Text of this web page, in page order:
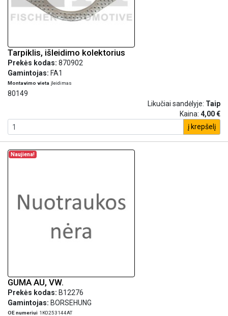
Tarpiklis, išleidimo kolektorius
Prekės kodas: 870902
Gamintojas: FA1
Montavimo vieta įleidimas
80149
Likučiai sandėlyje: Taip
Kaina: 4,00 €
į krepšelį
Naujiena!
GUMA AU, VW.
Prekės kodas: B12276
Gamintojas: BORSEHUNG
OE numeriui 1K0253144AT